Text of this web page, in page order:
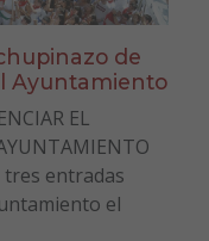
de
Ayuntamiento
EL
tres entradas
el